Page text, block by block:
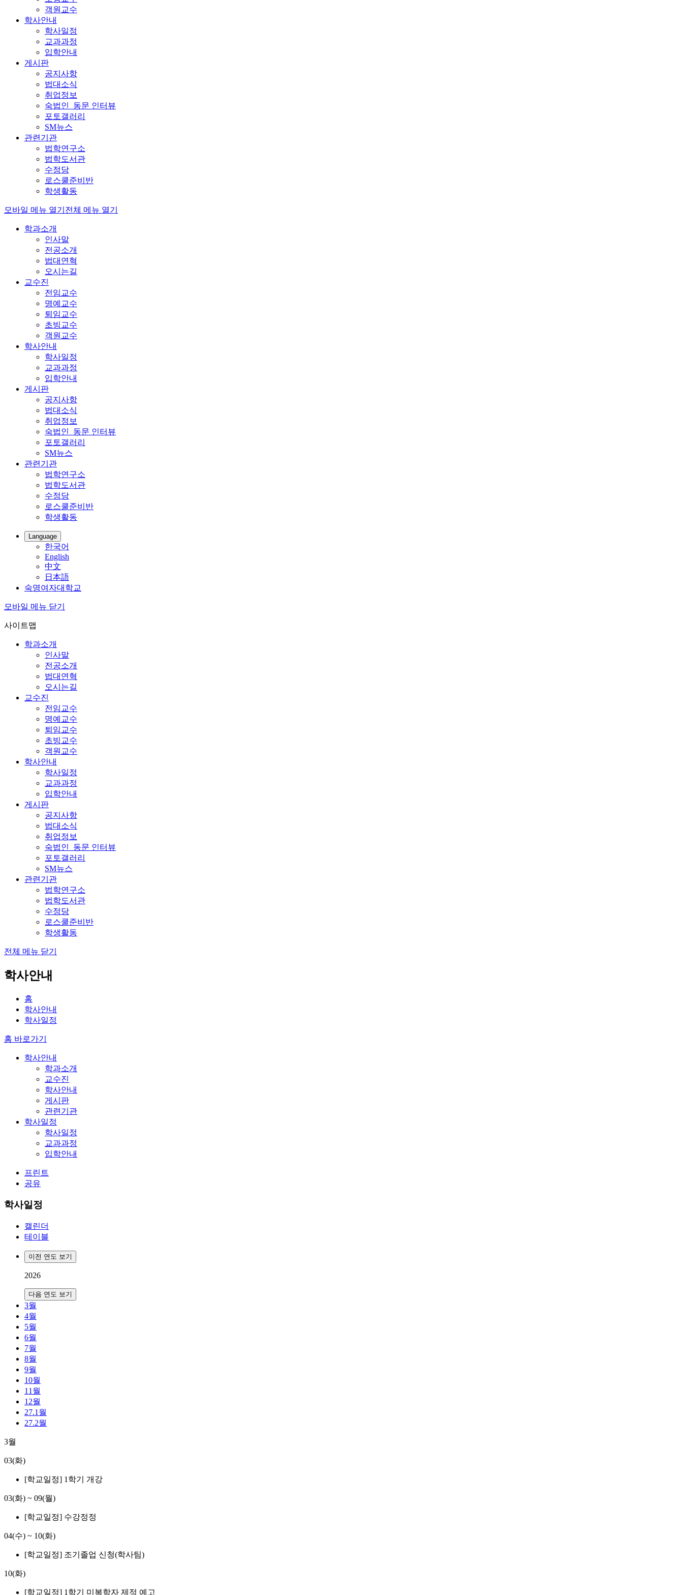
객원교수
학사안내
학사일정
교과과정
입학안내
게시판
공지사항
법대소식
취업정보
숙법인_동문 인터뷰
포토갤러리
SM뉴스
관련기관
법학연구소
법학도서관
수정당
로스쿨준비반
학생활동
모바일 메뉴 열기 전체 메뉴 열기
학과소개
인사말
전공소개
법대연혁
오시는길
교수진
전임교수
명예교수
퇴임교수
초빙교수
객원교수
학사안내
학사일정
교과과정
입학안내
게시판
공지사항
법대소식
취업정보
숙법인_동문 인터뷰
포토갤러리
SM뉴스
관련기관
법학연구소
법학도서관
수정당
로스쿨준비반
학생활동
Language
한국어
English
中文
日本語
숙명여자대학교
모바일 메뉴 닫기
사이트맵
학과소개
인사말
전공소개
법대연혁
오시는길
교수진
전임교수
명예교수
퇴임교수
초빙교수
객원교수
학사안내
학사일정
교과과정
입학안내
게시판
공지사항
법대소식
취업정보
숙법인_동문 인터뷰
포토갤러리
SM뉴스
관련기관
법학연구소
법학도서관
수정당
로스쿨준비반
학생활동
전체 메뉴 닫기
학사안내
홈
학사안내
학사일정
홈 바로가기
학사안내
학과소개
교수진
학사안내
게시판
관련기관
학사일정
학사일정
교과과정
입학안내
프린트
공유
학사일정
캘린더
테이블
이전 연도 보기
2026
다음 연도 보기
3월
4월
5월
6월
7월
8월
9월
10월
11월
12월
27.1월
27.2월
3월
03(화)
[학교일정] 1학기 개강
03(화) ~ 09(월)
[학교일정] 수강정정
04(수) ~ 10(화)
[학교일정] 조기졸업 신청(학사팀)
10(화)
[학교일정] 1학기 미복학자 제적 예고